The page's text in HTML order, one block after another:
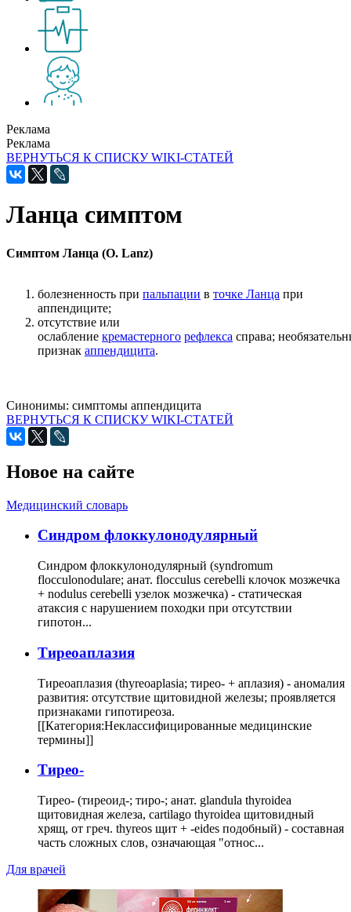
Реклама
Реклама
ВЕРНУТЬСЯ К СПИСКУ WIKI-СТАТЕЙ
Ланца симптом
Симптом Ланца (О. Lanz)
болезненность при пальпации в точке Ланца при
аппендиците;
отсутствие или
ослабление кремастерного рефлекса справа;
признак аппендицита.
Синонимы: симптомы аппендицита
ВЕРНУТЬСЯ К СПИСКУ WIKI-СТАТЕЙ
Новое на сайте
Медицинский словарь
Cиндром флоккулонодулярный
Синдром флоккулонодулярный (syndromum
flocculonodulare; анат. flocculus cerebelli клочок мозжечка
+ nodulus cerebelli узелок мозжечка) - статическая
атаксия с нарушением походки при отсутствии
гипотон...
Тиреоаплазия
Тиреоаплазия (thyreoaplasia; тирео- + аплазия) - аномалия
развития: отсутствие щитовидной железы; проявляется
признаками гипотиреоза.
[[Категория:Неклассифицированные медицинские
термины]]
Тирео-
Тирео- (тиреоид-; тиро-; анат. glandula thyroidea
щитовидная железа, cartilago thyroidea щитовидный
хрящ, от греч. thyreos щит + -eides подобный) - составная
часть сложных слов, означающая "относ...
Для врачей